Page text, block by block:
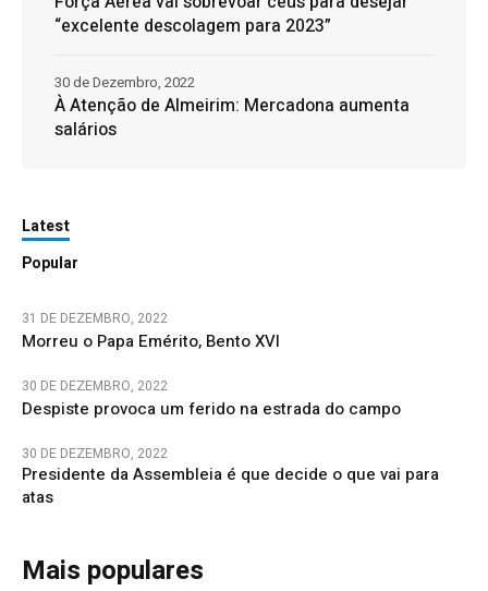
“excelente descolagem para 2023”
À Atenção de Almeirim: Mercadona aumenta
salários
30 de Dezembro, 2022
Latest
Popular
31 DE DEZEMBRO, 2022
Morreu o Papa Emérito, Bento XVI
30 DE DEZEMBRO, 2022
Despiste provoca um ferido na estrada do campo
30 DE DEZEMBRO, 2022
Presidente da Assembleia é que decide o que vai para
atas
Mais populares